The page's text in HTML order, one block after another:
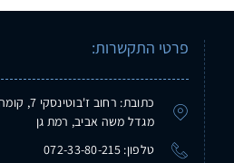
פרטי התקשרות:
כתובת: רחוב ז'בוטינסקי 7, קומה 51,
מגדל משה אביב, רמת גן
טלפון: 072-33-80-215